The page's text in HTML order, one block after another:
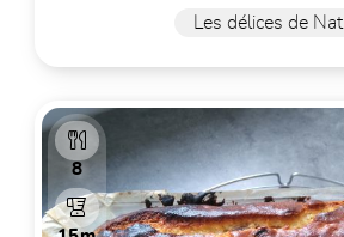
Les délices de Nat
8